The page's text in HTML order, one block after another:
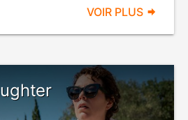
VOIR PLUS